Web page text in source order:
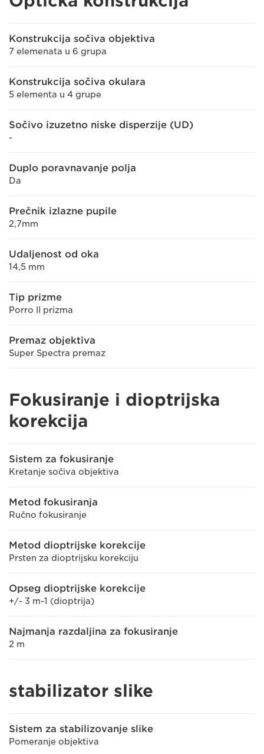
Konstrukcija sočiva objektiva
7 elemenata u 6 grupa
Konstrukcija sočiva okulara
5 elementa u 4 grupe
Sočivo izuzetno niske disperzije (UD)
-
Duplo poravnavanje polja
Da
Prečnik izlazne pupile
2,7mm
Udaljenost od oka
14,5 mm
Tip prizme
Porro II prizma
Premaz objektiva
Super Spectra premaz
Fokusiranje i dioptrijska
korekcija
Sistem za fokusiranje
Kretanje sočiva objektiva
Metod fokusiranja
Ručno fokusiranje
Metod dioptrijske korekcije
Prsten za dioptrijsku korekciju
Opseg dioptrijske korekcije
+/- 3 m-1 (dioptrija)
Najmanja razdaljina za fokusiranje
2 m
stabilizator slike
Sistem za stabilizovanje slike
Pomeranje objektiva